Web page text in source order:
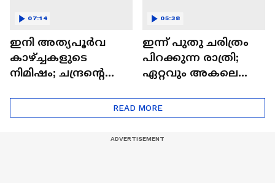
ഇനി അത്യപൂര്‍വ
കാഴ്ച്ചകളുടെ
നിമിഷം; ചന്ദ്രന്റെ
ഒറിയോണിന്റെ യാത്ര
ആരംഭിച്ചു
07:14
ഇന്ന് പുതു ചരിത്രം
പിറക്കുന്ന രാത്രി;
ഏറ്റവും അകലെ
05:38
READ MORE